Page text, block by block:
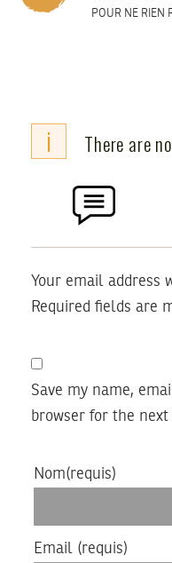
POUR NE RIEN
i There are
Your email address
Required fields are
Save my name,
browser for the
Nom(requis)
Email (requis)